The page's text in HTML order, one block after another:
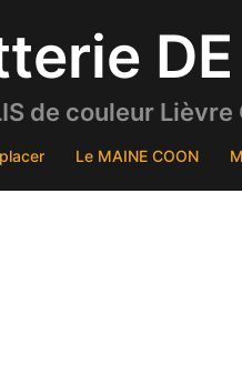
DE
de couleur
Le MAINE COON